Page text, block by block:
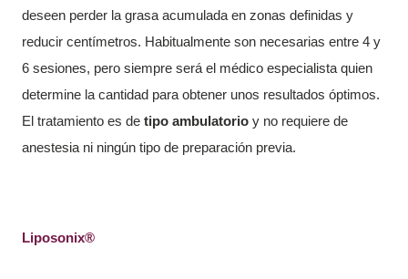
deseen perder la grasa acumulada en zonas definidas y
reducir centímetros. Habitualmente son necesarias entre 4 y
6 sesiones, pero siempre será el médico especialista quien
determine la cantidad para obtener unos resultados óptimos.
El tratamiento es de tipo ambulatorio y no requiere de
anestesia ni ningún tipo de preparación previa.
Liposonix®